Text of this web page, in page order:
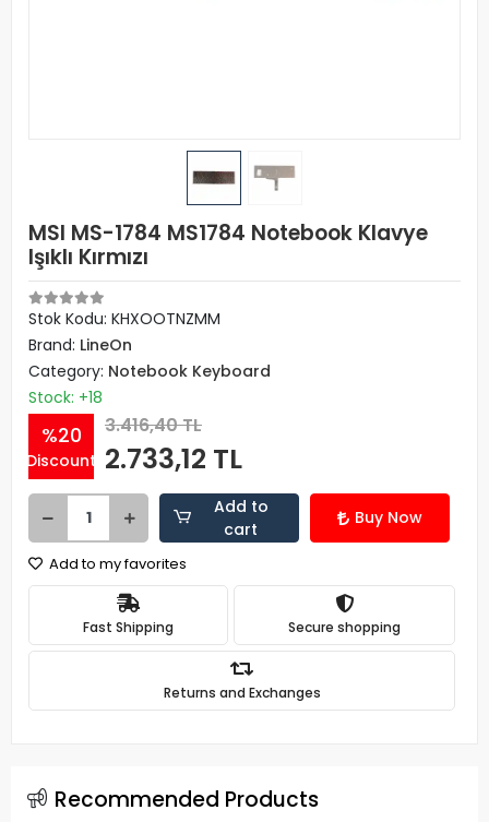
MSI MS-1784 MS1784 Notebook Klavye
Işıklı Kırmızı
Stok Kodu: KHXOOTNZMM
Brand: LineOn
Category: Notebook Keyboard
Stock: +18
%20
Discount
3.416,40 TL
2.733,12 TL
Add to
cart
Buy Now
Add to my favorites
Fast Shipping Secure shopping
Returns and Exchanges
Recommended Products